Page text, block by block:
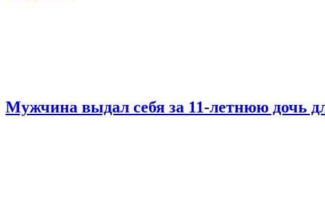
Мужчина выдал себя за 11-летнюю дочь